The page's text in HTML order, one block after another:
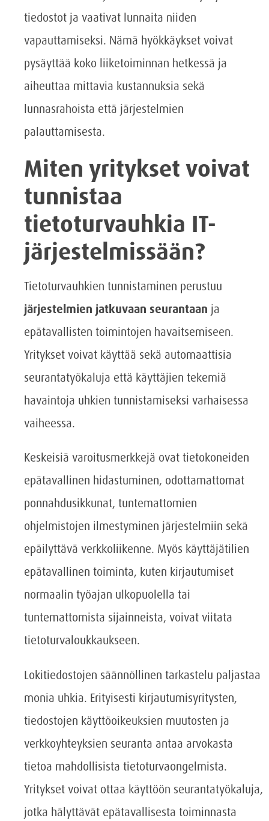
tiedostot ja vaativat lunnaita niiden
vapauttamiseksi. Nämä hyökkäykset voivat
pysäyttää koko liiketoiminnan hetkessä ja
aiheuttaa mittavia kustannuksia sekä
lunnasrahoista että järjestelmien
palauttamisesta.
Miten yritykset voivat
tunnistaa
tietoturvauhkia IT-
järjestelmissään?
Tietoturvauhkien tunnistaminen perustuu
järjestelmien jatkuvaan seurantaan ja
epätavallisten toimintojen havaitsemiseen.
Yritykset voivat käyttää sekä automaattisia
seurantatyökaluja että käyttäjien tekemiä
havaintoja uhkien tunnistamiseksi varhaisessa
vaiheessa.
Keskeisiä varoitusmerkkejä ovat tietokoneiden
epätavallinen hidastuminen, odottamattomat
ponnahdusikkunat, tuntemattomien
ohjelmistojen ilmestyminen järjestelmiin sekä
epäilyttävä verkkoliikenne. Myös käyttäjätilien
epätavallinen toiminta, kuten kirjautumiset
normaalin työajan ulkopuolella tai
tuntemattomista sijainneista, voivat viitata
tietoturvaloukkaukseen.
Lokitiedostojen säännöllinen tarkastelu paljastaa
monia uhkia. Erityisesti kirjautumisyritysten,
tiedostojen käyttöoikeuksien muutosten ja
verkkoyhteyksien seuranta antaa arvokasta
tietoa mahdollisista tietoturvaongelmista.
Yritykset voivat ottaa käyttöön seurantatyökaluja,
jotka hälyttävät epätavallisesta toiminnasta